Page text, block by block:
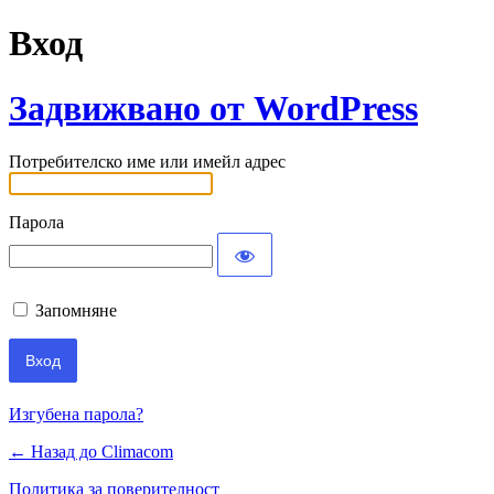
Вход
Задвижвано от WordPress
Потребителско име или имейл адрес
Парола
Запомняне
Изгубена парола?
← Назад до Climacom
Политика за поверителност